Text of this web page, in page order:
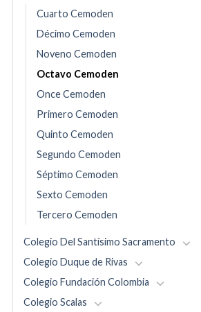
Cuarto Cemoden
Décimo Cemoden
Noveno Cemoden
Octavo Cemoden
Once Cemoden
Primero Cemoden
Quinto Cemoden
Segundo Cemoden
Séptimo Cemoden
Sexto Cemoden
Tercero Cemoden
Colegio Del Santísimo Sacramento
Colegio Duque de Rivas
Colegio Fundación Colombia
Colegio Scalas